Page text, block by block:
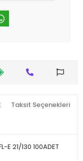
Taksit Seçenekleri
21/130 100ADET